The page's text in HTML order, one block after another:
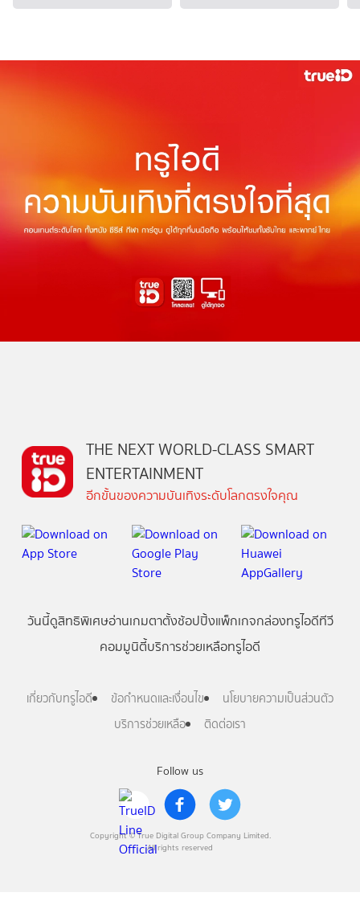
Follow us
Copyright © True Digital Group Company Limited.
All rights reserved
THE NEXT WORLD-CLASS SMART
ENTERTAINMENT
อีกขั้นของความบันเทิงระดับโลกตรงใจคุณ
วันนี้ดูสิทธิพิเศษอ่านเกมตาตั้งช้อปปิ้งแพ็กเกจกล่องทรูไอดีทีวี
คอมมูนิตี้บริการช่วยเหลือทรูไอดี
เกี่ยวกับทรูไอดี ข้อกำหนดและเงื่อนไข
นโยบายความเป็นส่วนตัว
บริการช่วยเหลือ
ติดต่อเรา